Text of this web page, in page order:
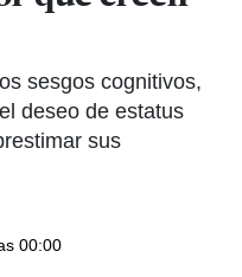
sesgos cognitivos,
deseo de estatus
sus
00:00